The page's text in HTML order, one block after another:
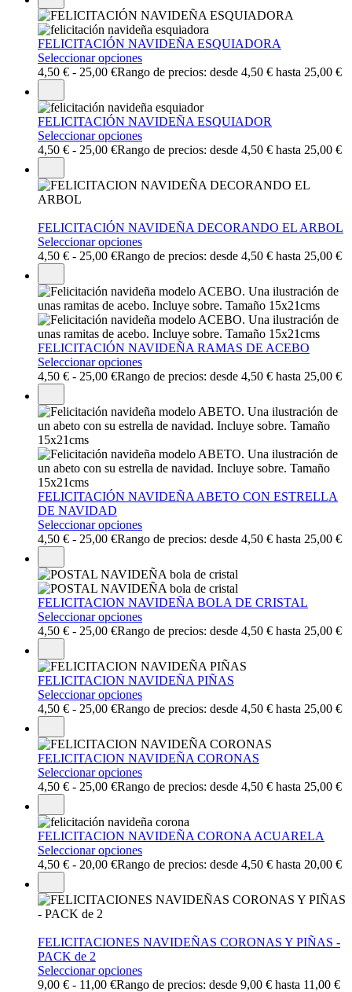
FELICITACIÓN NAVIDEÑA ESQUIADORA
Seleccionar opciones
4,50 € - 25,00 €Rango de precios: desde 4,50 € hasta 25,00 €
FELICITACIÓN NAVIDEÑA ESQUIADOR
Seleccionar opciones
4,50 € - 25,00 €Rango de precios: desde 4,50 € hasta 25,00 €
FELICITACIÓN NAVIDEÑA DECORANDO EL ARBOL
Seleccionar opciones
4,50 € - 25,00 €Rango de precios: desde 4,50 € hasta 25,00 €
FELICITACIÓN NAVIDEÑA RAMAS DE ACEBO
Seleccionar opciones
4,50 € - 25,00 €Rango de precios: desde 4,50 € hasta 25,00 €
FELICITACIÓN NAVIDEÑA ABETO CON ESTRELLA
DE NAVIDAD
Seleccionar opciones
4,50 € - 25,00 €Rango de precios: desde 4,50 € hasta 25,00 €
FELICITACION NAVIDEÑA BOLA DE CRISTAL
Seleccionar opciones
4,50 € - 25,00 €Rango de precios: desde 4,50 € hasta 25,00 €
FELICITACION NAVIDEÑA PIÑAS
Seleccionar opciones
4,50 € - 25,00 €Rango de precios: desde 4,50 € hasta 25,00 €
FELICITACION NAVIDEÑA CORONAS
Seleccionar opciones
4,50 € - 25,00 €Rango de precios: desde 4,50 € hasta 25,00 €
FELICITACION NAVIDEÑA CORONA ACUARELA
Seleccionar opciones
4,50 € - 20,00 €Rango de precios: desde 4,50 € hasta 20,00 €
FELICITACIONES NAVIDEÑAS CORONAS Y PIÑAS -
PACK de 2
Seleccionar opciones
9,00 € - 11,00 €Rango de precios: desde 9,00 € hasta 11,00 €